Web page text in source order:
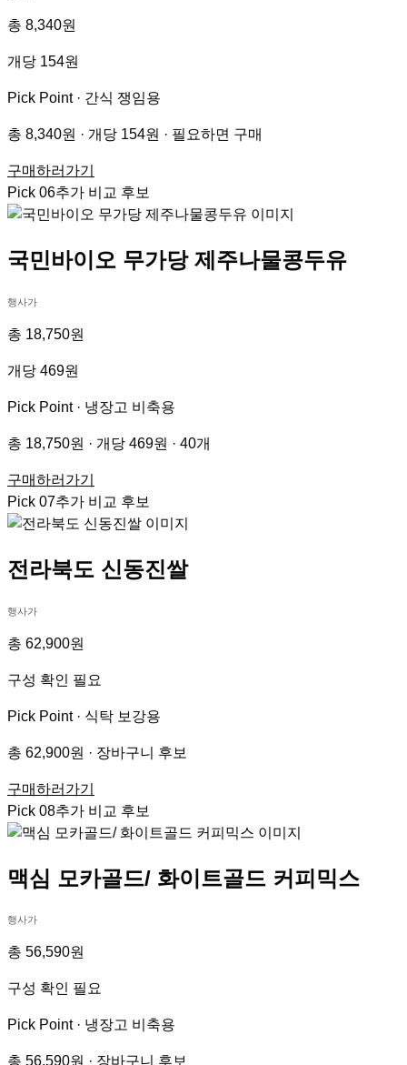
총 8,340원
개당 154원
Pick Point · 간식 쟁임용
총 8,340원 · 개당 154원 · 필요하면 구매
구매하러가기
Pick 06추가 비교 후보
국민바이오 무가당 제주나물콩두유
행사가
총 18,750원
개당 469원
Pick Point · 냉장고 비축용
총 18,750원 · 개당 469원 · 40개
구매하러가기
Pick 07추가 비교 후보
전라북도 신동진쌀
행사가
총 62,900원
구성 확인 필요
Pick Point · 식탁 보강용
총 62,900원 · 장바구니 후보
구매하러가기
Pick 08추가 비교 후보
맥심 모카골드/ 화이트골드 커피믹스
행사가
총 56,590원
구성 확인 필요
Pick Point · 냉장고 비축용
총 56,590원 · 장바구니 후보